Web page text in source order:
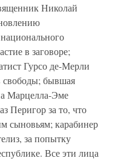
Николай
в заговоре;
Гурсо де-Мерли
свободы; бывшая
Марцелла-Эме
Перигор за то, что
сыновьям; карабинер
за попытку
Все эти лица